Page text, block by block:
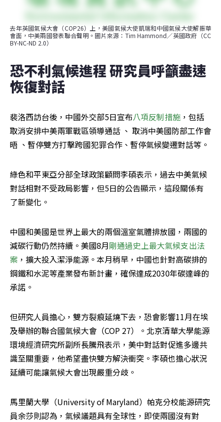
去年英國氣候大會（COP26）上，美國氣候大使凱瑞和中國氣候大使解振華
會面，中美兩國發表聯合聲明。圖片來源：Tim Hammond／英國政府（CC
BY-NC-ND 2.0）
恐不利氣候進程 研究員呼籲盡速
恢復對話
裴洛西訪台後，中國外交部5日宣布八項反制措施，包括
取消安排中美兩軍戰區領導通話 、 取消中美國防部工作會
晤 、暫停雙方打擊跨國犯罪合作、暫停氣候變遷對話等。
綠色和平東亞分部全球政策顧問李碩表示，過去中美氣候
對話相對不受政局影響，但5日的公告顯示，這段關係有
了新變化。
中國和美國是世界上最大的兩個溫室氣體排放國，兩國的
減碳行動仍然持續。美國8月剛通過史上最大氣候支出法
案 ，擴大投入潔淨能源。本月稍早，中國也針對高碳排的
鋼鐵和水泥等產業發布新計畫，確保達成2030年碳達峰的
承諾。
但研究人員擔心，雙方裂痕延燒下去，恐會影響11月在埃
及舉辦的聯合國氣候大會（COP 27）。北京清華大學能源
環境經濟研究所副所長騰飛表示，美中對話對促進多邊共
識至關重要，他希望盡快雙方解決衝突。李碩也擔心狀況
延續可能讓氣候大會出現嚴重分歧。
馬里蘭大學（University of Maryland）帕克分校能源研究
員余莎則認為，氣候議題具有全球性，即使兩國沒有對